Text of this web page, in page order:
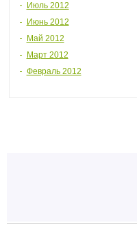
Июль 2012
Июнь 2012
Май 2012
Март 2012
Февраль 2012